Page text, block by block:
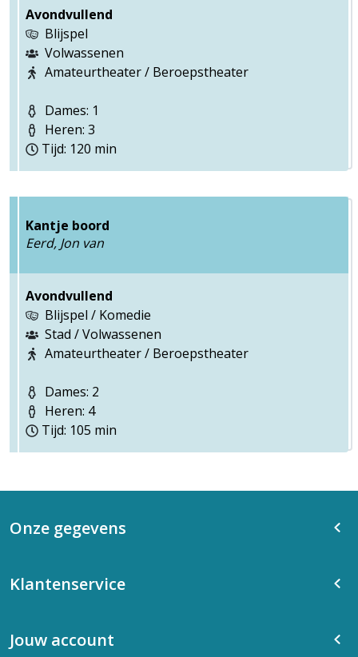
Avondvullend
Blijspel
Volwassenen
Amateurtheater / Beroepstheater
Dames: 1
Heren: 3
Tijd: 120 min
Kantje boord
Eerd, Jon van
Avondvullend
Blijspel / Komedie
Stad / Volwassenen
Amateurtheater / Beroepstheater
Dames: 2
Heren: 4
Tijd: 105 min
Onze gegevens
Klantenservice
Jouw account